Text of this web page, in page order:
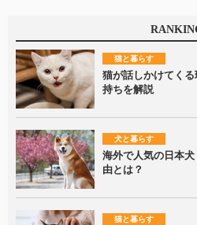
猫と暮らす
猫が話しかけてく
持ちを解説
犬と暮らす
海外で人気の日本
由とは？
猫と暮らす